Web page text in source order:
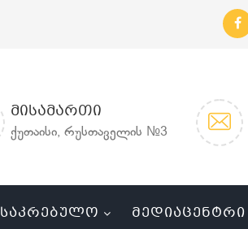
ᲛᲘᲡᲐᲛᲐᲠᲗᲘ
ქუთაისი, რუსთაველის №3
ᲡᲐᲙᲠᲔᲑᲣᲚᲝ ᲛᲔᲓᲘᲐᲪᲔᲜᲢᲠᲘ